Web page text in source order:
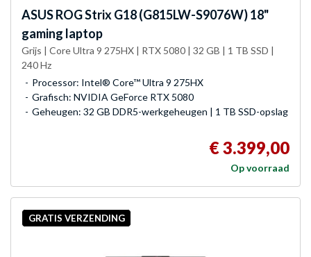
ASUSROG Strix G18 (G815LW-S9076W) 18"
gaming laptop
Grijs | Core Ultra 9 275HX | RTX 5080 | 32 GB | 1 TB SSD |
240 Hz
Processor: Intel® Core™ Ultra 9 275HX
Grafisch: NVIDIA GeForce RTX 5080
Geheugen: 32 GB DDR5-werkgeheugen | 1 TB SSD-opslag
€ 3.399,00
Op voorraad
GRATIS VERZENDING